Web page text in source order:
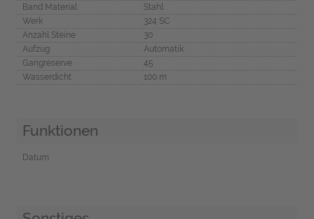
Band Material
Stahl
Werk
324 SC
Anzahl Steine
30
Aufzug
Automatik
Gangreserve
45
Wasserdicht
100 m
Funktionen
Datum